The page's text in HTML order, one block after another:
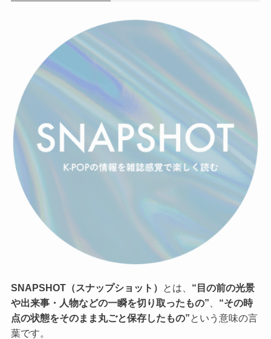
SNAPSHOT（スナップショット） とは、 “目の前の光景
や出来事・人物などの一瞬を切り取ったもの”
“その時
点の状態をそのまま丸ごと保存したもの”という意味の言
葉です。